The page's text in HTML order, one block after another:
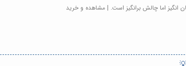
اما چالش برانگیز است. | مشاهده و خرید